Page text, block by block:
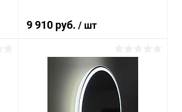
9 910 руб./ шт
В корзину
Купить в 1 клик Сравнение